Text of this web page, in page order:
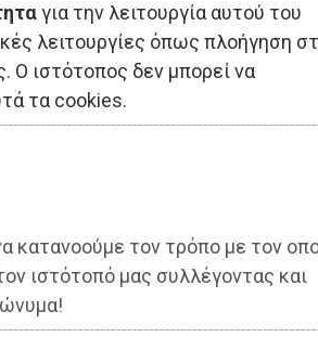
για την λειτουργία αυτού του
λειτουργίες όπως πλοήγηση
Ο ιστότοπος δεν μπορεί να
τα cookies.
κατανοούμε τον τρόπο με τον
ιστότοπό μας συλλέγοντας και